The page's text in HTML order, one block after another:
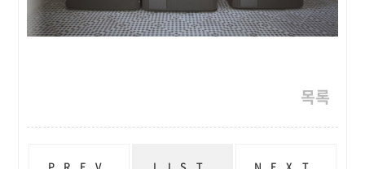
목록